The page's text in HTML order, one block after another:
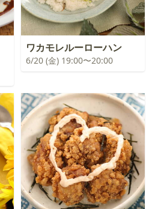
ワカモレルーローハン
6/20 (金) 19:00〜20:00